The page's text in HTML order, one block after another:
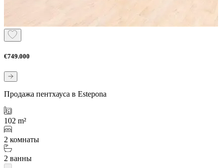
€749.000
Продажа пентхауса в Estepona
102 m²
2 комнаты
2 ванны